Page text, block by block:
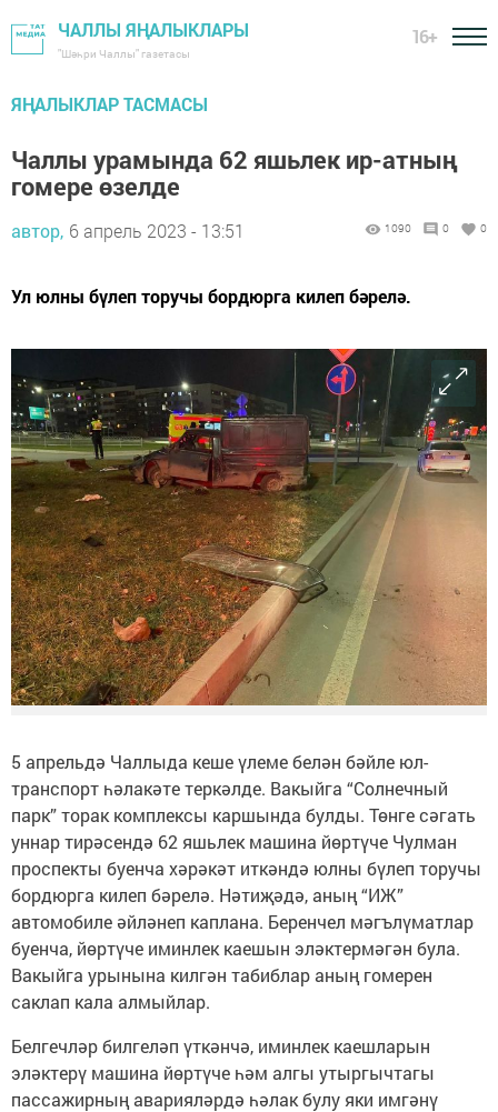
ЧАЛЛЫ ЯҢАЛЫКЛАРЫ
"Шәһри Чаллы" газетасы
16+
ЯҢАЛЫКЛАР ТАСМАСЫ
Чаллы урамында 62 яшьлек ир-атның
гомере өзелде
автор, 6 апрель 2023 - 13:51 1090 0 0
Ул юлны бүлеп торучы бордюрга килеп бәрелә.
5 апрельдә Чаллыда кеше үлеме белән бәйле юл-
транспорт һәлакәте теркәлде. Вакыйга “Солнечный
парк” торак комплексы каршында булды. Төнге сәгать
уннар тирәсендә 62 яшьлек машина йөртүче Чулман
проспекты буенча хәрәкәт иткәндә юлны бүлеп торучы
бордюрга килеп бәрелә. Нәтиҗәдә, аның “ИЖ”
автомобиле әйләнеп каплана. Беренчел мәгълүматлар
буенча, йөртүче иминлек каешын эләктермәгән була.
Вакыйга урынына килгән табиблар аның гомерен
саклап кала алмыйлар.
Белгечләр билгеләп үткәнчә, иминлек каешларын
эләктерү машина йөртүче һәм алгы утыргычтагы
пассажирның аварияләрдә һәлак булу яки имгәнү